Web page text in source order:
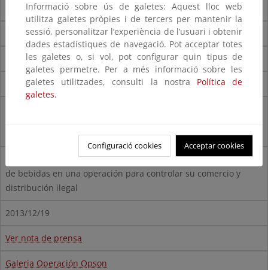
raza galgo español
2013/12/20
Ver nota de prensa
Galeria Operación Batuta
La Guardia Civil inmoviliza más de 500 t de alimentos y 400.000
de bebidas en una operación para controlar su comercio y
distribución ilegal
2013/12/19
Ver nota de prensa
Galeria Operación Opson
Informació sobre ús de galetes: Aquest lloc web
utilitza galetes pròpies i de tercers per mantenir la
sessió, personalitzar l’experiència de l’usuari i obtenir
dades estadístiques de navegació. Pot acceptar totes
les galetes o, si vol, pot configurar quin tipus de
galetes permetre. Per a més informació sobre les
galetes utilitzades, consulti la nostra Política de
galetes.
Configuració cookies Acceptar cookies